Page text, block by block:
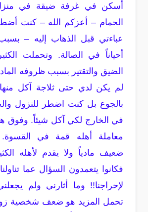
أسكن في غرفة ضيقة في
الحمام – أعزكم الله – كنت
عباءتي قبل الذهاب إليه –
أحياناً في الصالة. وتحملت
الضيق والتقتير بسبب ظروفه
لم يكن لدي حتى ثلاجة آكل
بالجوع بل كنت اضطر للنزول
في الخارج لكي آكل شيئاً. وفوق
معاملة أهله قمة في
ضعيف مادياً ولا يقدم لأهله
فكانوا يتعمدون السؤال عما
لإحراجنا!! وما أثارني ولم
تحمل المزيد هو ضعف شخصية